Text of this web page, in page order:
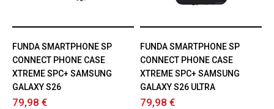
FUNDA SMARTPHONE SP
CONNECT PHONE CASE
XTREME SPC+ SAMSUNG
GALAXY S26
79,98 €
FUNDA SMARTPHONE SP
CONNECT PHONE CASE
XTREME SPC+ SAMSUNG
GALAXY S26 ULTRA
79,98 €